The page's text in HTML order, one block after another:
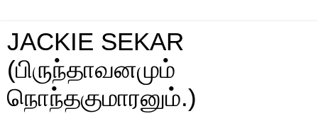
JACKIE SEKAR
(பிருந்தாவனமும்
நொந்தகுமாரனும்.)